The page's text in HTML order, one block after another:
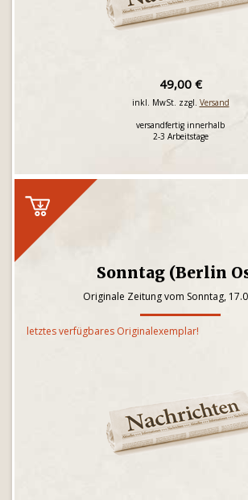
49,00 €
inkl. MwSt. zzgl. Versand
versandfertig innerhalb
2-3 Arbeitstage
Sonntag (Berlin
Originale Zeitung vom Sonntag,
letztes verfügbares Originalexemplar!